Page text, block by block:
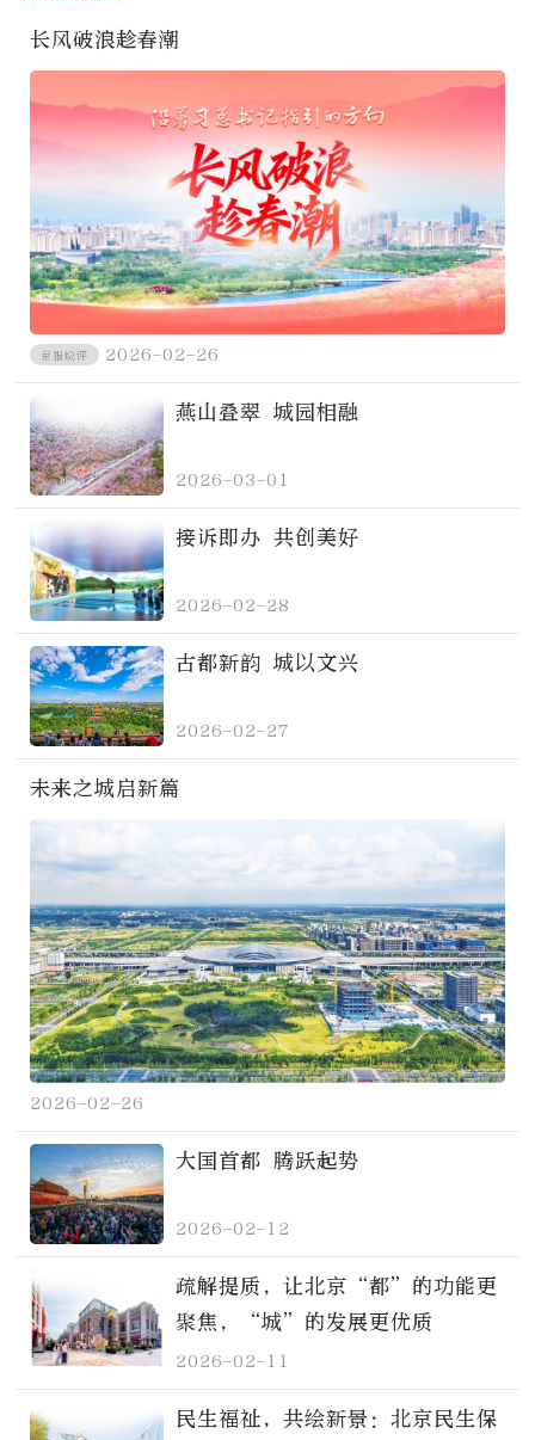
长风破浪趁春潮
京报锐评 2026-02-26
燕山叠翠 城园相融
2026-03-01
接诉即办 共创美好
2026-02-28
古都新韵 城以文兴
2026-02-27
未来之城启新篇
2026-02-26
大国首都 腾跃起势
2026-02-12
疏解提质，让北京“都”的功能更
聚焦，“城”的发展更优质
2026-02-11
民生福祉，共绘新景：北京民生保